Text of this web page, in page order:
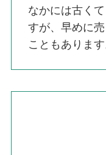
なかには古く
すが、早めに
こともあります